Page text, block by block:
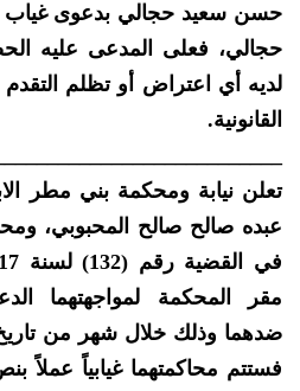
حسن سعيد حجالي بدعوى
حجالي، فعلى المدعى عليه
لديه أي اعتراض أو تظلم
القانونية.
تعلن نيابة ومحكمة بني مطر
عبده صالح صالح المحبوبي،
مقر المحكمة لمواجهتهما
ضدهما وذلك خلال شهر من